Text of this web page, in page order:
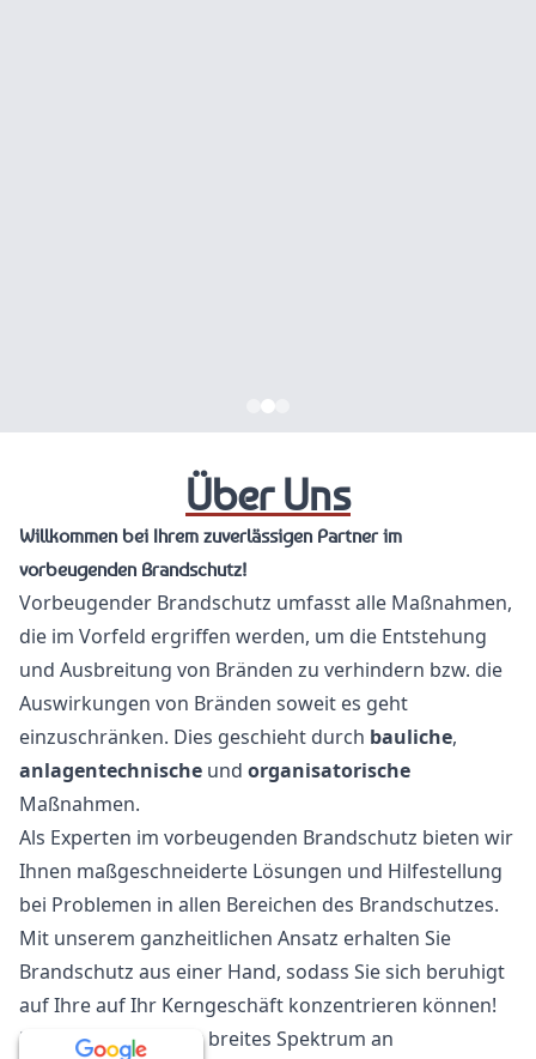
Über Uns
Willkommen bei Ihrem zuverlässigen Partner im
vorbeugenden Brandschutz!
Vorbeugender Brandschutz umfasst alle Maßnahmen,
die im Vorfeld ergriffen werden, um die Entstehung
und Ausbreitung von Bränden zu verhindern bzw. die
Auswirkungen von Bränden soweit es geht
einzuschränken. Dies geschieht durch bauliche,
anlagentechnische und organisatorische
Maßnahmen.
Als Experten im vorbeugenden Brandschutz bieten wir
Ihnen maßgeschneiderte Lösungen und Hilfestellung
bei Problemen in allen Bereichen des Brandschutzes.
Mit unserem ganzheitlichen Ansatz erhalten Sie
Brandschutz aus einer Hand, sodass Sie sich beruhigt
auf Ihre auf Ihr Kerngeschäft konzentrieren können!
Entdecken Sie unser breites Spektrum an